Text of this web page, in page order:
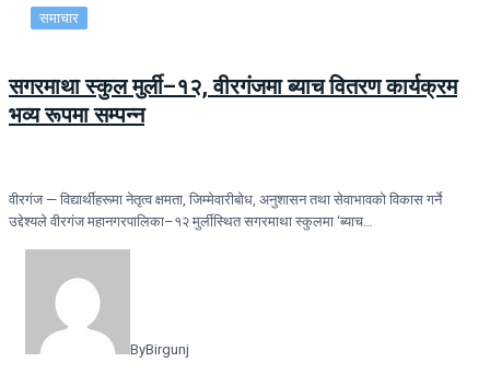
समाचार
सगरमाथा स्कुल मुर्ली–१२, वीरगंजमा ब्याच वितरण कार्यक्रम
भव्य रूपमा सम्पन्न
वीरगंज — विद्यार्थीहरूमा नेतृत्व क्षमता, जिम्मेवारीबोध, अनुशासन तथा सेवाभावको विकास गर्ने
उद्देश्यले वीरगंज महानगरपालिका–१२ मुर्लीस्थित सगरमाथा स्कुलमा ‘ब्याच…
ByBirgunj